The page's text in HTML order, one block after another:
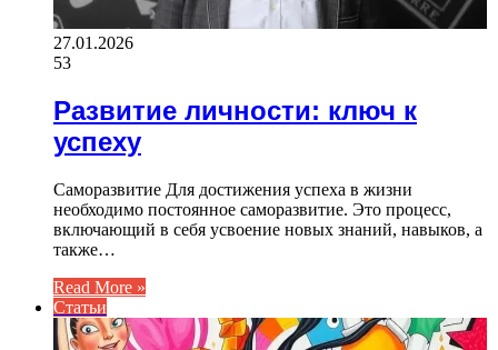
27.01.2026
53
Развитие личности: ключ к
успеху
Саморазвитие Для достижения успеха в жизни
необходимо постоянное саморазвитие. Это процесс,
включающий в себя усвоение новых знаний, навыков, а
также…
Read More »
Статьи